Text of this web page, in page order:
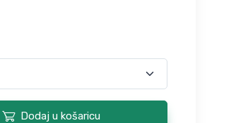
Dodaj u košaricu